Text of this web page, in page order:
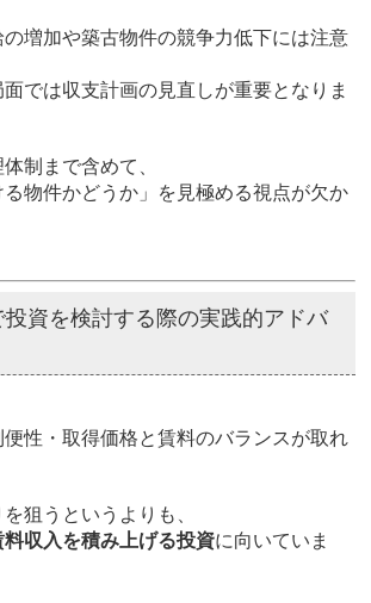
増加や築古物件の競争力低下には注意
では収支計画の見直しが重要となりま
制まで含めて、
る物件かどうか」を見極める視点が欠か
資を検討する際の実践的アドバ
性・取得価格と賃料のバランスが取れ
狙うというよりも、
収入を積み上げる投資に向いていま